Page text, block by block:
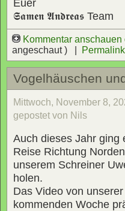
Euer
𝕾𝖆𝖒𝖊𝖓 𝕬𝖓𝖉𝖗𝖊𝖆𝖘 Team
Kommentar
angeschaut ) |
Permalink
Vogelhäuschen
Mittwoch, November 8,
gepostet von Nils
Auch dieses Jahr ging
Reise Richtung
unserem Schreiner
holen.
Das Video von
kommenden Woche